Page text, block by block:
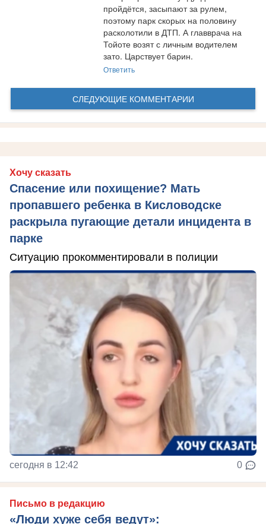
пройдётся, засыпают за рулем,
поэтому парк скорых на половину
расколотили в ДТП. А главврача на
Тойоте возят с личным водителем
зато. Царствует барин.
Ответить
СЛЕДУЮЩИЕ КОММЕНТАРИИ
Хочу сказать
Спасение или похищение? Мать
пропавшего ребенка в Кисловодске
раскрыла пугающие детали инцидента в
парке
Ситуацию прокомментировали в полиции
сегодня в 12:42 0
Письмо в редакцию
«Люди хуже себя ведут»: